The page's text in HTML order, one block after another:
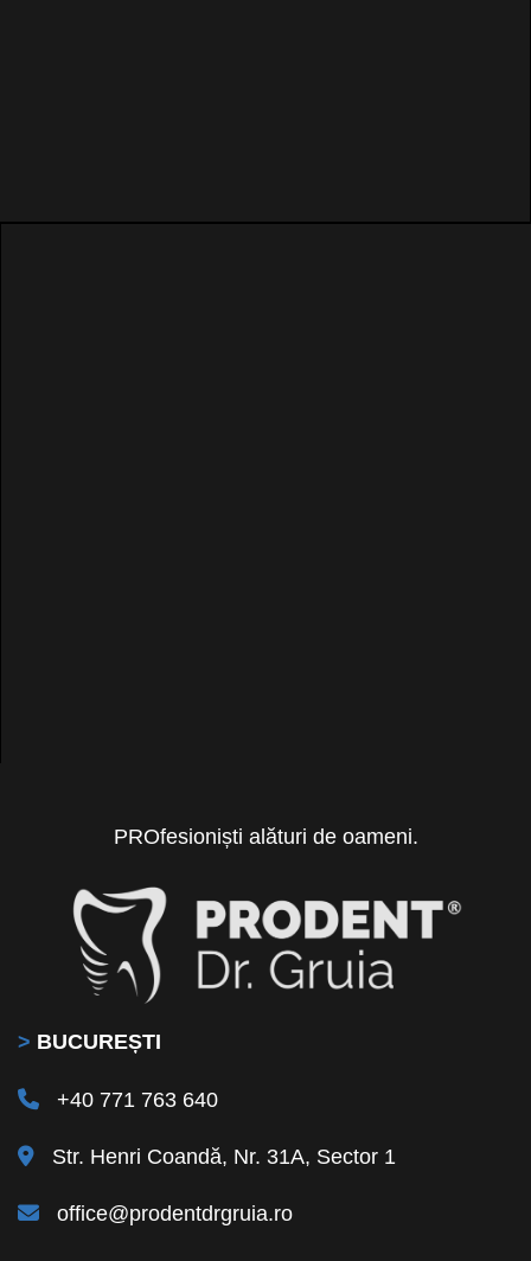
PROfesioniști alături de oameni.
> BUCUREȘTI
+40 771 763 640
Str. Henri Coandă, Nr. 31A, Sector 1
office@prodentdrgruia.ro